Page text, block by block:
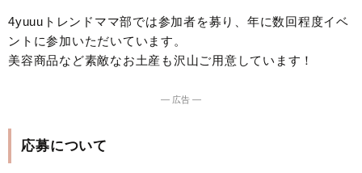
4yuuuトレンドママ部では参加者を募り、年に数回程度イベ
ントに参加いただいています。
美容商品など素敵なお土産も沢山ご用意しています！
― 広告 ―
応募について